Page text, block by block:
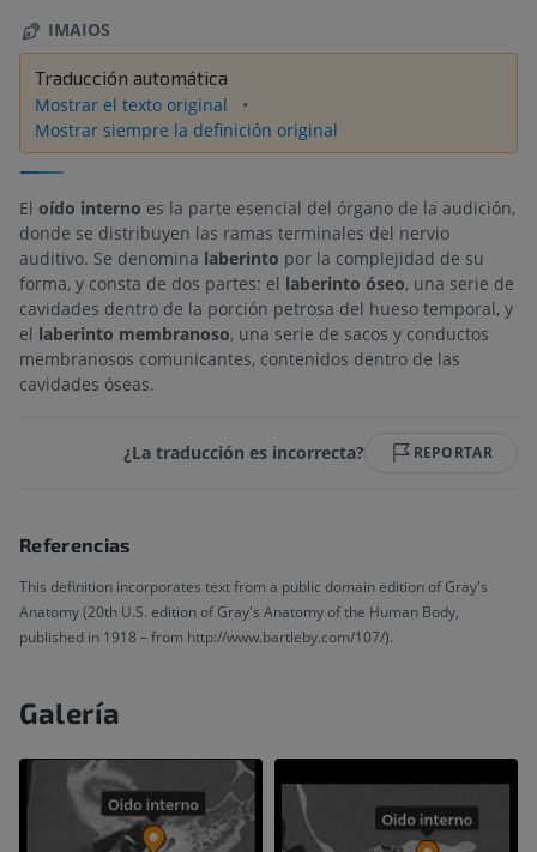
IMAIOS
Traducción automática
Mostrar el texto original
Mostrar siempre la definición original
El oído interno es la parte esencial del órgano de la audición,
donde se distribuyen las ramas terminales del nervio
auditivo. Se denomina laberinto por la complejidad de su
forma, y consta de dos partes: el laberinto óseo, una serie de
cavidades dentro de la porción petrosa del hueso temporal, y
el laberinto membranoso, una serie de sacos y conductos
membranosos comunicantes, contenidos dentro de las
cavidades óseas.
¿La traducción es incorrecta? REPORTAR
Referencias
This definition incorporates text from a public domain edition of Gray's
Anatomy (20th U.S. edition of Gray's Anatomy of the Human Body,
published in 1918 – from http://www.bartleby.com/107/).
Galería